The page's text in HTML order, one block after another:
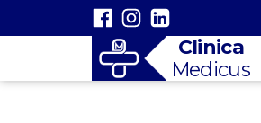
Clinica
Medicus